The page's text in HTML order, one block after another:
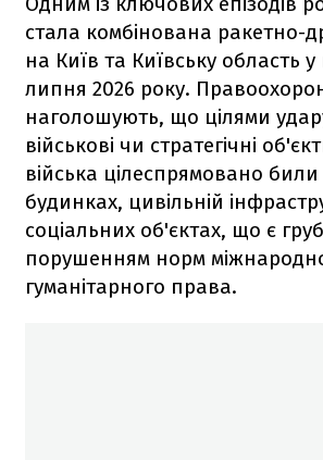
стала комбінована ракетно-
на Київ та Київську область у
липня 2026 року.
наголошують, що цілями
військові чи стратегічні
війська цілеспрямовано
будинках, цивільній
соціальних об'єктах, що є
порушенням норм
гуманітарного права.